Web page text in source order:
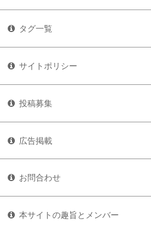
タグ一覧
サイトポリシー
投稿募集
広告掲載
お問合わせ
本サイトの趣旨とメンバー